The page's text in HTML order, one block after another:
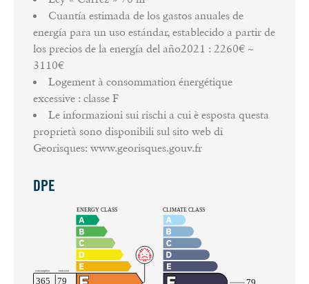
Cuantía estimada de los gastos anuales de
energía para un uso estándar, establecido a partir de
los precios de la energía del año2021 : 2260€ ~
3110€
Logement à consommation énergétique
excessive : classe F
Le informazioni sui rischi a cui è esposta questa
proprietà sono disponibili sul sito web di
Georisques: www.georisques.gouv.fr
DPE